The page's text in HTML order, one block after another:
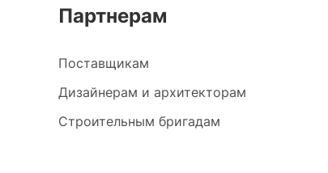
Партнерам
Поставщикам
Дизайнерам и архитекторам
Строительным бригадам